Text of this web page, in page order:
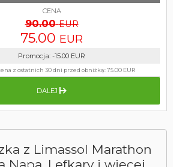
z Limassol Marathon
CENA
90.00 EUR
75.00 EUR
Promocja: -15.00 EUR
z ostatnich 30 dni przed obniżką:75.00 EUR
DALEJ